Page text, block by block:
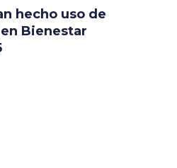
hecho uso de
Bienestar